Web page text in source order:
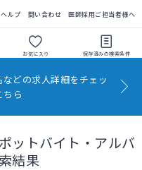
ヘルプ 問い合わせ 医師採用ご担当者様へ
お気に入り 保存済みの検索条件
どの求人詳細をチェッ
ちら
ットバイト・アルバ
結果